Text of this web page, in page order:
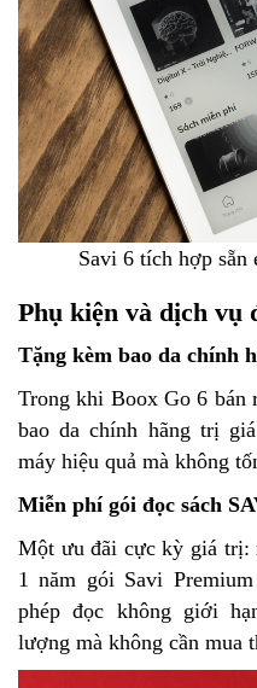
Savi 6 tích hợp sẵn
Phụ kiện và dịch vụ
Tặng kèm bao da chính
Trong khi Boox Go 6 bán
bao da chính hãng trị
máy hiệu quả mà không
Miễn phí gói đọc sách
Một ưu đãi cực kỳ giá trị:
1 năm gói Savi
phép đọc không giới
lượng mà không cần mua